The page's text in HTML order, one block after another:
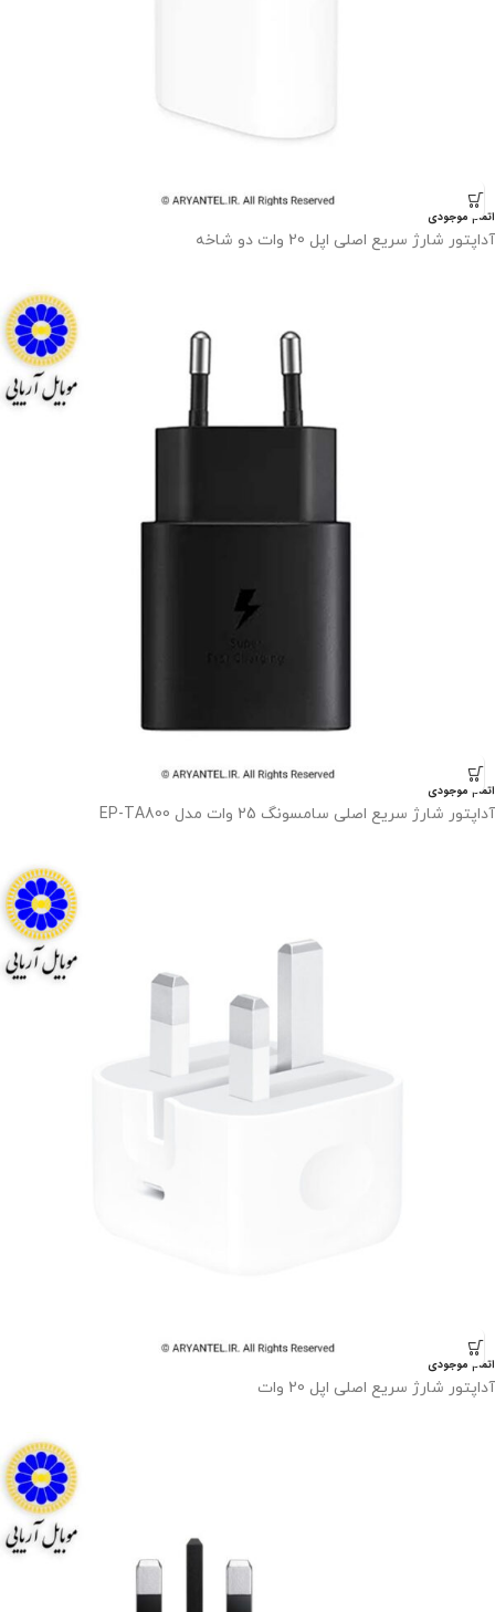
اتمام موجودی
آداپتور شارژ سریع اصلی اپل 20 وات دو شاخه
اتمام موجودی
آداپتور شارژ سریع اصلی سامسونگ 25 وات مدل EP-TA800
اتمام موجودی
آداپتور شارژ سریع اصلی اپل 20 وات